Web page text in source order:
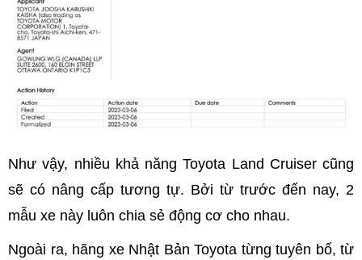
Như vậy, nhiều khả năng Toyota Land Cruiser cũng
sẽ có nâng cấp tương tự. Bởi từ trước đến nay, 2
mẫu xe này luôn chia sẻ động cơ cho nhau.
Ngoài ra, hãng xe Nhật Bản Toyota từng tuyên bố, từ